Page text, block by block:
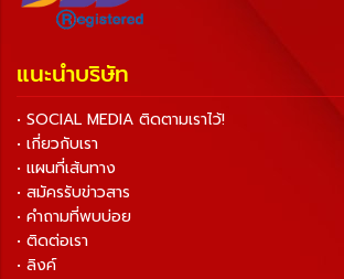
แนะนำบริษัท
• SOCIAL MEDIA ติดตามเราไว้!
• เกี่ยวกับเรา
• แผนที่เส้นทาง
• สมัครรับข่าวสาร
• คำถามที่พบบ่อย
• ติดต่อเรา
• ลิงค์